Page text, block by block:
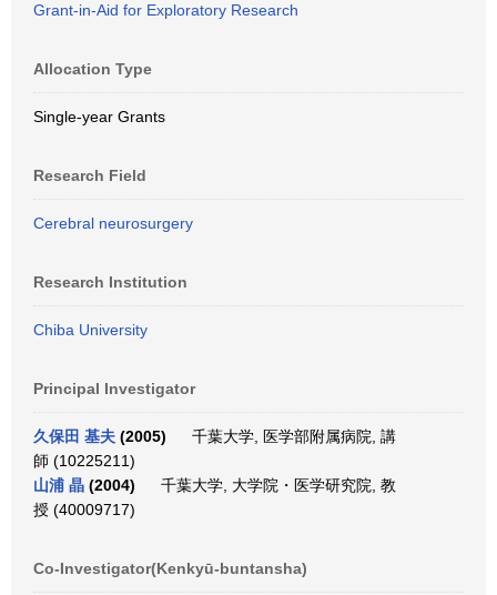
Grant-in-Aid for Exploratory Research
Allocation Type
Single-year Grants
Research Field
Cerebral neurosurgery
Research Institution
Chiba University
Principal Investigator
久保田 基夫 (2005)
千葉大学, 医学部附属病院, 講
師 (10225211)
山浦 晶 (2004)
千葉大学, 大学院・医学研究院, 教
授 (40009717)
Co-Investigator(Kenkyū-buntansha)